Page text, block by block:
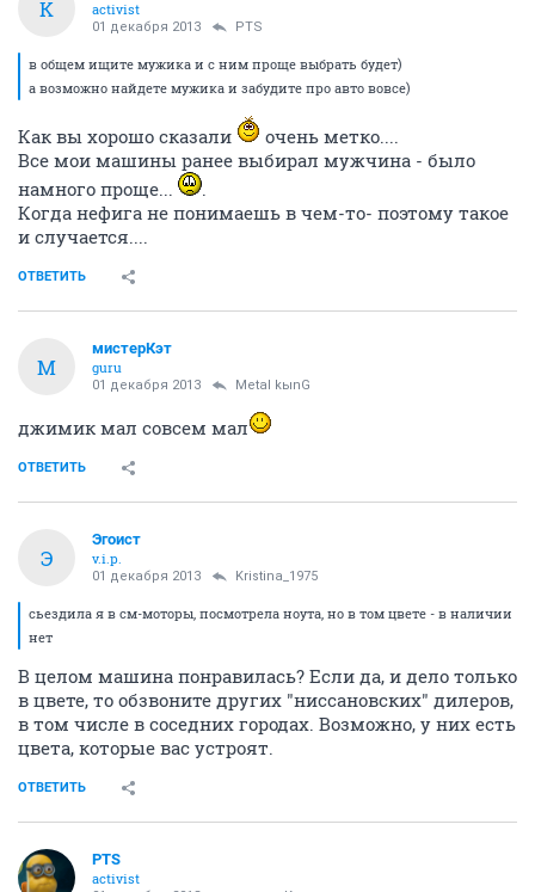
K
activist
01 декабря 2013 PTS
в общем ищите мужика и с ним проще выбрать будет)
а возможно найдете мужика и забудите про авто вовсе)
Как вы хорошо сказали
очень метко....
Все мои машины ранее выбирал мужчина - было
намного проще...
.
Когда нефига не понимаешь в чем-то- поэтому такое
и случается....
ОТВЕТИТЬ
М
мистерКэт
guru
01 декабря 2013 Metal kыnG
джимик мал совсем мал
ОТВЕТИТЬ
Э
Эгоист
v.i.p.
01 декабря 2013 Kristina_1975
сьездила я в см-моторы, посмотрела ноута, но в том цвете - в наличии
нет
В целом машина понравилась? Если да, и дело только
в цвете, то обзвоните других "ниссановских" дилеров,
в том числе в соседних городах. Возможно, у них есть
цвета, которые вас устроят.
ОТВЕТИТЬ
PTS
activist